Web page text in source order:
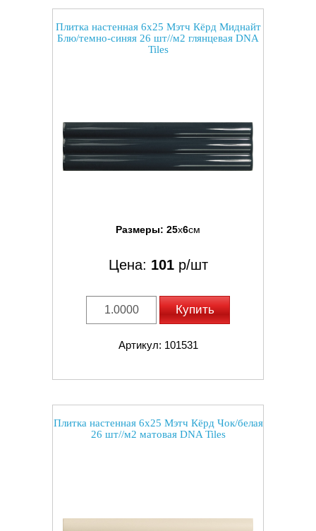
Плитка настенная 6x25 Мэтч Кёрд Миднайт
Блю/темно-синяя 26 шт//м2 глянцевая DNA
Tiles
Размеры: 25x6см
Цена: 101р/шт
Купить
Артикул: 101531
Плитка настенная 6x25 Мэтч Кёрд Чок/белая
26 шт//м2 матовая DNA Tiles